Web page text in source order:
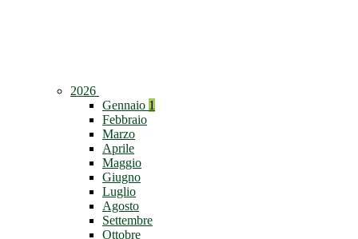
2026
Gennaio 1
Febbraio
Marzo
Aprile
Maggio
Giugno
Luglio
Agosto
Settembre
Ottobre